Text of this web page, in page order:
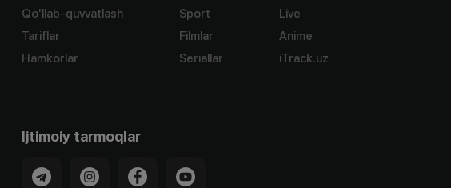
Qo'llab-quvvatlash
Tariflar
Hamkorlar
Sport
Filmlar
Seriallar
Live
Anime
iTrack.uz
Ijtimoiy tarmoqlar